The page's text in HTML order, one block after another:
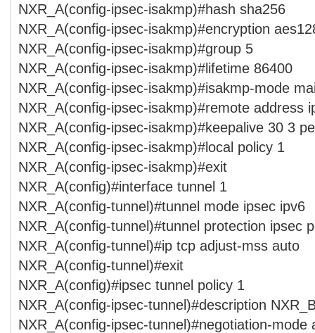
NXR_A(config-ipsec-isakmp)#hash sha256
NXR_A(config-ipsec-isakmp)#encryption
NXR_A(config-ipsec-isakmp)#group 5
NXR_A(config-ipsec-isakmp)#lifetime 86400
NXR_A(config-ipsec-isakmp)#isakmp-mode
NXR_A(config-ipsec-isakmp)#remote address
NXR_A(config-ipsec-isakmp)#keepalive 30 3
NXR_A(config-ipsec-isakmp)#local policy 1
NXR_A(config-ipsec-isakmp)#exit
NXR_A(config)#interface tunnel 1
NXR_A(config-tunnel)#tunnel mode ipsec ipv6
NXR_A(config-tunnel)#tunnel protection ipsec
NXR_A(config-tunnel)#ip tcp adjust-mss auto
NXR_A(config-tunnel)#exit
NXR_A(config)#ipsec tunnel policy 1
NXR_A(config-ipsec-tunnel)#description
NXR_A(config-ipsec-tunnel)#negotiation-mode